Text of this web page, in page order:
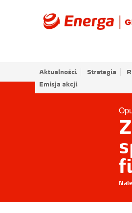
Aktualności Strategia
Emisja akcji